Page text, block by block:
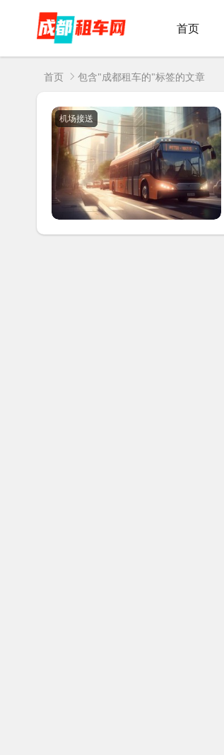
首页
首页 包含"成都租车的"标签的文章
机场接送